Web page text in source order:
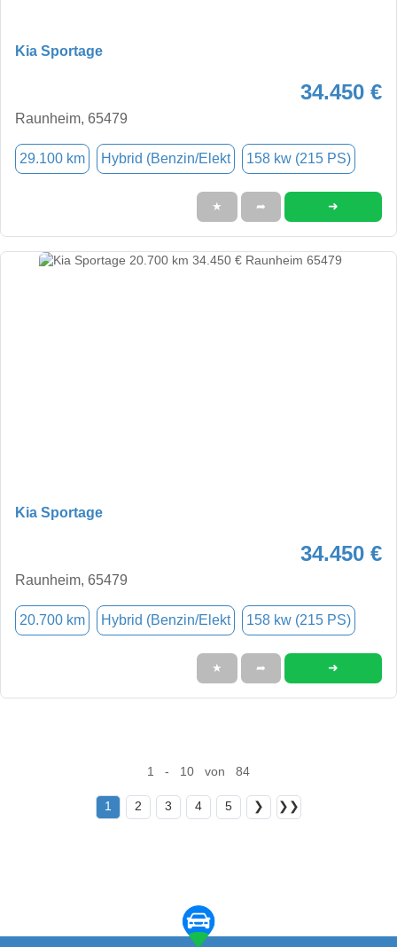
Kia Sportage
34.450 €
Raunheim, 65479
29.100 km Hybrid (Benzin/Elekt 158 kw (215 PS)
★ ➦ ➜
Kia Sportage
34.450 €
Raunheim, 65479
20.700 km Hybrid (Benzin/Elekt 158 kw (215 PS)
★ ➦ ➜
1 - 10 von 84
1 2 3 4 5 ❯ ❯❯